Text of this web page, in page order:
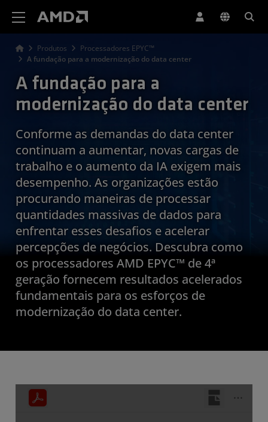
Produtos
Processadores EPYC™
A fundação para a modernização do data center
A fundação para a
modernização do data center
Conforme as demandas do data center
continuam a aumentar, novas cargas de
trabalho e o aumento da IA exigem mais
desempenho. As organizações estão
procurando maneiras de processar
quantidades massivas de dados para
enfrentar esses desafios e acelerar
percepções de negócios. Descubra como
os processadores AMD EPYC™ de 4ª
geração fornecem resultados acelerados
fundamentais para os esforços de
modernização do data center.